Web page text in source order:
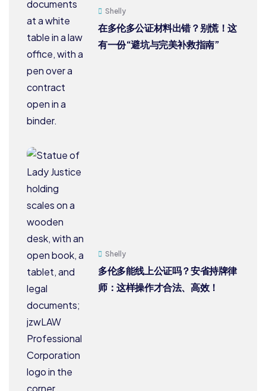
Shelly
在多伦多公证材料出错？别慌！这
有一份“避坑与完美补救指南”
Shelly
多伦多能线上公证吗？安省持牌律
师：这样操作才合法、高效！